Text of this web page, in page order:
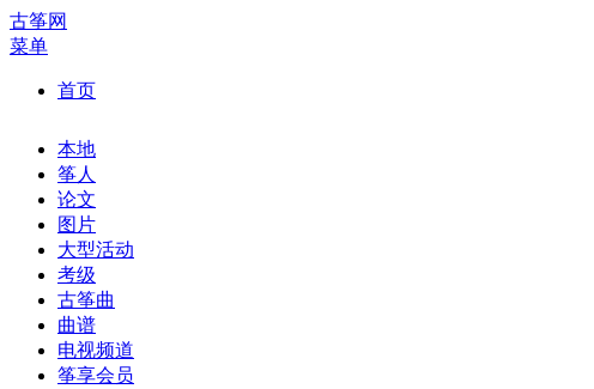
古筝网
菜单
首页
本地
筝人
论文
图片
大型活动
考级
古筝曲
曲谱
电视频道
筝享会员